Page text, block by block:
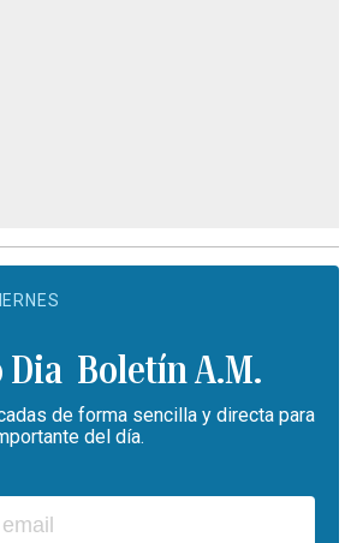
Boletín A.M.
de forma sencilla y directa para
del día.